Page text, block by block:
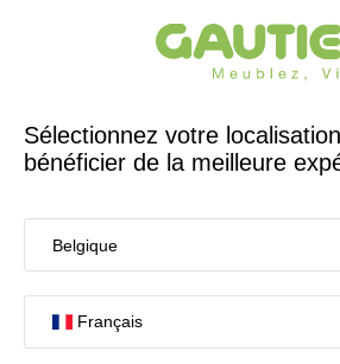
Créateur et fabricant français
Accueil Chambre